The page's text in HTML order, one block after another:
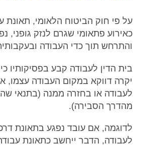
על פי חוק הביטוח הלאומי, תאונת
כאירוע פתאומי שגרם לנזק גופני,
והתרחש תוך כדי העבודה
בית הדין לעבודה קבע בפסיקותיו
יקרה דווקא במקום העבודה עצמו,
לעבודה או בחזרה ממנה (בתנאי
מהדרך הסבירה).
לדוגמה, אם עובד נפגע בתאונת
לעבודה, הדבר ייחשב כתאונת